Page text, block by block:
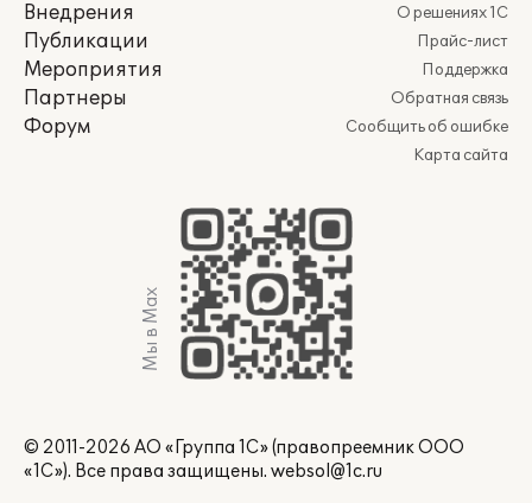
Внедрения
Публикации
Мероприятия
Партнеры
Форум
О решениях 1С
Прайс-лист
Поддержка
Обратная связь
Сообщить об ошибке
Карта сайта
Мы в Max
© 2011-2026 АО «Группа 1С» (правопреемник ООО
«1С»). Все права защищены. websol@1c.ru